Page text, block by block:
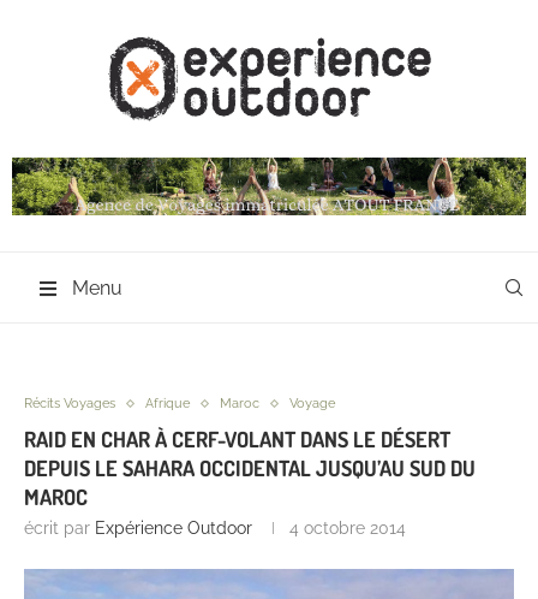
Menu
Récits Voyages Afrique Maroc Voyage
RAID EN CHAR À CERF-VOLANT DANS LE DÉSERT
DEPUIS LE SAHARA OCCIDENTAL JUSQU’AU SUD DU
MAROC
écrit par Expérience Outdoor 4 octobre 2014